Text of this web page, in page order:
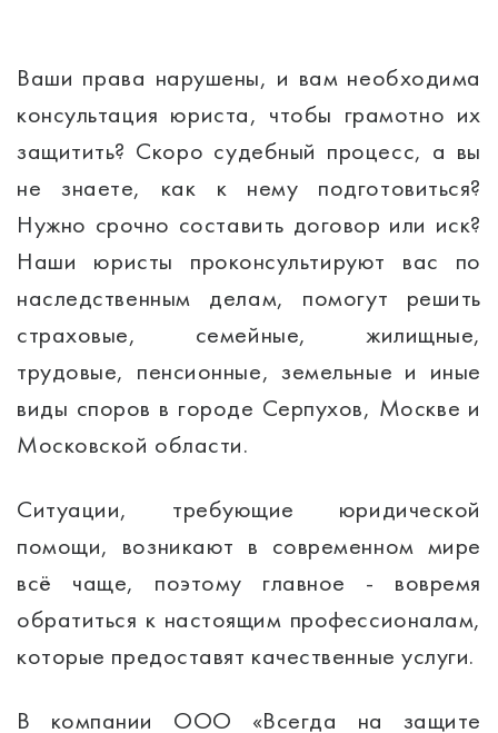
Ваши права нарушены, и вам необходима
консультация юриста, чтобы грамотно их
защитить? Скоро судебный процесс, а вы
не знаете, как к нему подготовиться?
Нужно срочно составить договор или иск?
Наши юристы проконсультируют вас по
наследственным делам, помогут решить
страховые, семейные, жилищные,
трудовые, пенсионные, земельные и иные
виды споров в городе Серпухов, Москве и
Московской области.
Ситуации, требующие юридической
помощи, возникают в современном мире
всё чаще, поэтому главное - вовремя
обратиться к настоящим профессионалам,
которые предоставят качественные услуги.
В компании ООО «Всегда на защите